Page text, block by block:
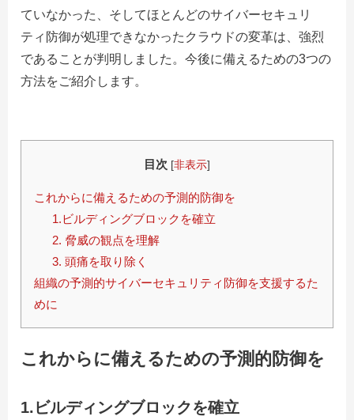
ていなかった、そしてほとんどのサイバーセキュリ
ティ防御が処理できなかったクラウドの変革は、強烈
であることが判明しました。今後に備えるための3つの
方法をご紹介します。
目次 [非表示]
これからに備えるための予測的防御を
1.ビルディングブロックを確立
2. 脅威の観点を理解
3. 頭痛を取り除く
組織の予測的サイバーセキュリティ防御を支援するた
めに
これからに備えるための予測的防御を
1.ビルディングブロックを確立